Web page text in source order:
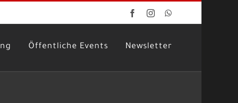
FacebookInstagramWhatsApp
Öffentliche Events Newsletter